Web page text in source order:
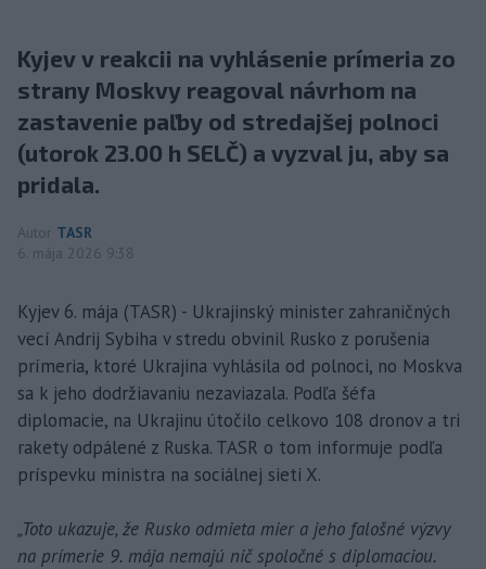
Kyjev v reakcii na vyhlásenie prímeria zo
strany Moskvy reagoval návrhom na
zastavenie paľby od stredajšej polnoci
(utorok 23.00 h SELČ) a vyzval ju, aby sa
pridala.
Autor TASR
6. mája 2026 9:38
Kyjev 6. mája (TASR) - Ukrajinský minister zahraničných
vecí Andrij Sybiha v stredu obvinil Rusko z porušenia
prímeria, ktoré Ukrajina vyhlásila od polnoci, no Moskva
sa k jeho dodržiavaniu nezaviazala. Podľa šéfa
diplomacie, na Ukrajinu útočilo celkovo 108 dronov a tri
rakety odpálené z Ruska. TASR o tom informuje podľa
príspevku ministra na sociálnej sieti X.
„Toto ukazuje, že Rusko odmieta mier a jeho falošné výzvy
na prímerie 9. mája nemajú nič spoločné s diplomaciou.